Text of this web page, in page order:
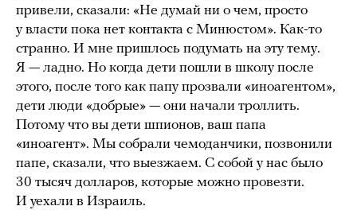
привели, сказали: «Не думай ни о чем, просто
у власти пока нет контакта с Минюстом». Как-то
странно. И мне пришлось подумать на эту тему.
Я — ладно. Но когда дети пошли в школу после
этого, после того как папу прозвали «иноагентом»,
дети люди «добрые» — они начали троллить.
Потому что вы дети шпионов, ваш папа
«иноагент». Мы собрали чемоданчики, позвонили
папе, сказали, что выезжаем. С собой у нас было
30 тысяч долларов, которые можно провезти.
И уехали в Израиль.